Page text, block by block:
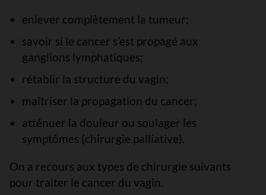
enlever complètement la tumeur;
savoir si le cancer s’est propagé aux
ganglions lymphatiques;
rétablir la structure du vagin;
maîtriser la propagation du cancer;
atténuer la douleur ou soulager les
symptômes (chirurgie palliative).
On a recours aux types de chirurgie suivants
pour traiter le cancer du vagin.